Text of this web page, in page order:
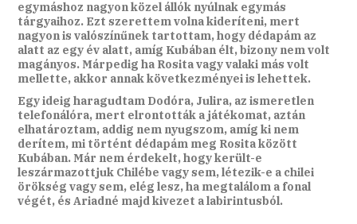
egymáshoz nagyon közel állók nyúlnak egymás
tárgyaihoz. Ezt szerettem volna kideríteni, mert
nagyon is valószínűnek tartottam, hogy dédapám az
alatt az egy év alatt, amíg Kubában élt, bizony nem volt
magányos. Márpedig ha Rosita vagy valaki más volt
mellette, akkor annak következményei is lehettek.
Egy ideig haragudtam Dodóra, Julira, az ismeretlen
telefonálóra, mert elrontották a játékomat, aztán
elhatároztam, addig nem nyugszom, amíg ki nem
derítem, mi történt dédapám meg Rosita között
Kubában. Már nem érdekelt, hogy került-e
leszármazottjuk Chilébe vagy sem, létezik-e a chilei
örökség vagy sem, elég lesz, ha megtalálom a fonal
végét, és Ariadné majd kivezet a labirintusból.